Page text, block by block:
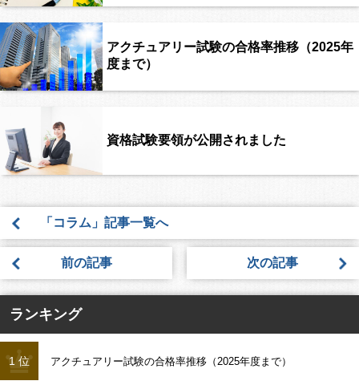
アクチュアリー試験の合格率推移（2025年
度まで）
資格試験要領が公開されました
「コラム」記事一覧へ
前の記事 次の記事
ランキング
1 位 アクチュアリー試験の合格率推移（2025年度まで）